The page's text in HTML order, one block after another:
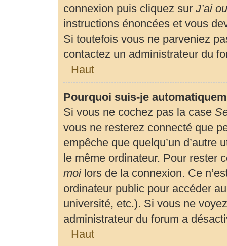
connexion puis cliquez sur J’ai
instructions énoncées et vous
Si toutefois vous ne parveniez
contactez un administrateur du
Haut
Pourquoi suis-je
Si vous ne cochez pas la case
vous ne resterez connecté que
empêche que quelqu’un
le même ordinateur. Pour rester
moilors de la connexion. Ce
ordinateur public pour accéder
université, etc.). Si vous ne
administrateur du forum a
Haut